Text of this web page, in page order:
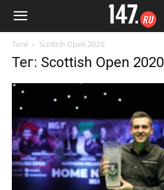
Теги Scottish Open 2020
Тег: Scottish Open 2020